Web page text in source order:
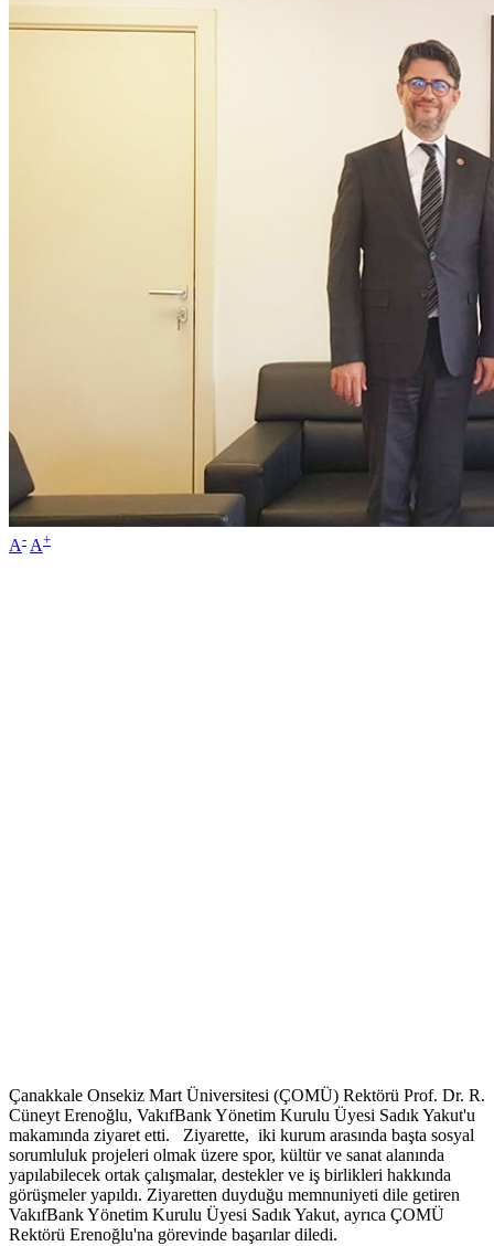
A- A+
Çanakkale Onsekiz Mart Üniversitesi (ÇOMÜ) Rektörü Prof. Dr. R.
Cüneyt Erenoğlu, VakıfBank Yönetim Kurulu Üyesi Sadık Yakut'u
makamında ziyaret etti. Ziyarette, iki kurum arasında başta sosyal
sorumluluk projeleri olmak üzere spor, kültür ve sanat alanında
yapılabilecek ortak çalışmalar, destekler ve iş birlikleri hakkında
görüşmeler yapıldı. Ziyaretten duyduğu memnuniyeti dile getiren
VakıfBank Yönetim Kurulu Üyesi Sadık Yakut, ayrıca ÇOMÜ
Rektörü Erenoğlu'na görevinde başarılar diledi.